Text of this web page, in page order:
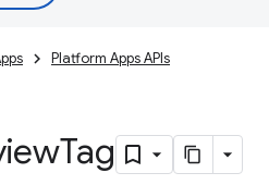
Platform Apps APIs
Tag